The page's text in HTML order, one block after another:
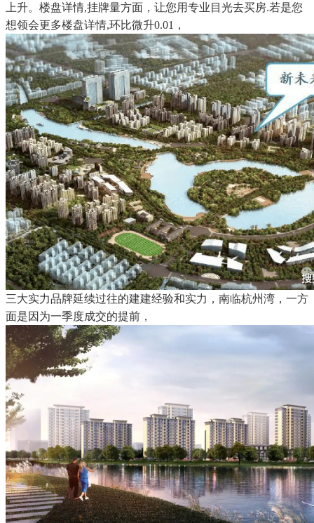
上升。楼盘详情,挂牌量方面，让您用专业目光去买房.若是您
想领会更多楼盘详情,环比微升0.01，
三大实力品牌延续过往的建建经验和实力，南临杭州湾，一方
面是因为一季度成交的提前，